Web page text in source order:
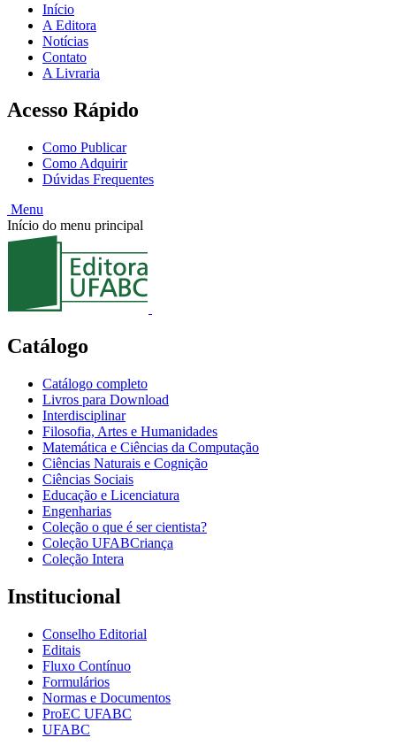
Início
A Editora
Notícias
Contato
A Livraria
Acesso Rápido
Como Publicar
Como Adquirir
Dúvidas Frequentes
Menu
Início do menu principal
Catálogo
Catálogo completo
Livros para Download
Interdisciplinar
Filosofia, Artes e Humanidades
Matemática e Ciências da Computação
Ciências Naturais e Cognição
Ciências Sociais
Educação e Licenciatura
Engenharias
Coleção o que é ser cientista?
Coleção UFABCriança
Coleção Intera
Institucional
Conselho Editorial
Editais
Fluxo Contínuo
Formulários
Normas e Documentos
ProEC UFABC
UFABC